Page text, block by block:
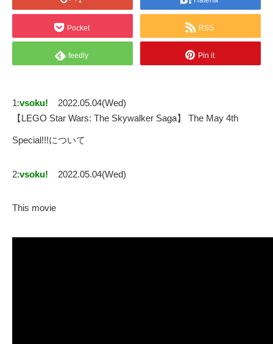
Pocket RSS
feedly Pin it
1:vsoku!
2022.05.04(Wed)
【LEGO Star Wars: The Skywalker Saga】 The May 4th
Special!!!について
2:vsoku! 2022.05.04(Wed)
This movie